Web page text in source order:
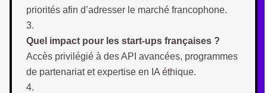
priorités afin d’adresser le marché francophone.
Quel impact pour les start-ups françaises ?
Accès privilégié à des API avancées, programmes
de partenariat et expertise en IA éthique.